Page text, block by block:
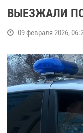
ВЫЕЗЖАЛИ
09 февраля 2026,